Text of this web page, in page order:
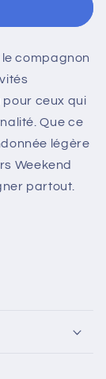
compagnon
ceux qui
Que ce
légère
Weekend
partout.